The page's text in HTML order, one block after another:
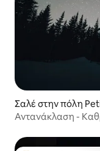
Σαλέ στην πόλη
Αντανάκλαση -